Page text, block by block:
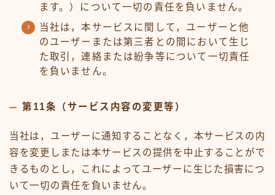
ます。）について一切の責任を負いません。
当社は，本サービスに関して，ユーザーと他
のユーザーまたは第三者との間において生じ
た取引，連絡または紛争等について一切責任
を負いません。
第11条（サービス内容の変更等）
当社は，ユーザーに通知することなく，本サービスの内
容を変更しまたは本サービスの提供を中止することがで
きるものとし，これによってユーザーに生じた損害につ
いて一切の責任を負いません。